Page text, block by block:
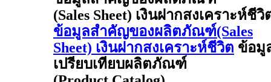
(Sales Sheet) เงินฝากสงเคราะห์ชีวิ
ข้อมูลสำคัญของผลิตภัณฑ์(Sales
Sheet) เงินฝากสงเคราะห์ชีวิต ข้อมู
เปรียบเทียบผลิตภัณฑ์